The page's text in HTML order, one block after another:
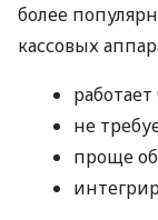
более
кассовых
не
проще